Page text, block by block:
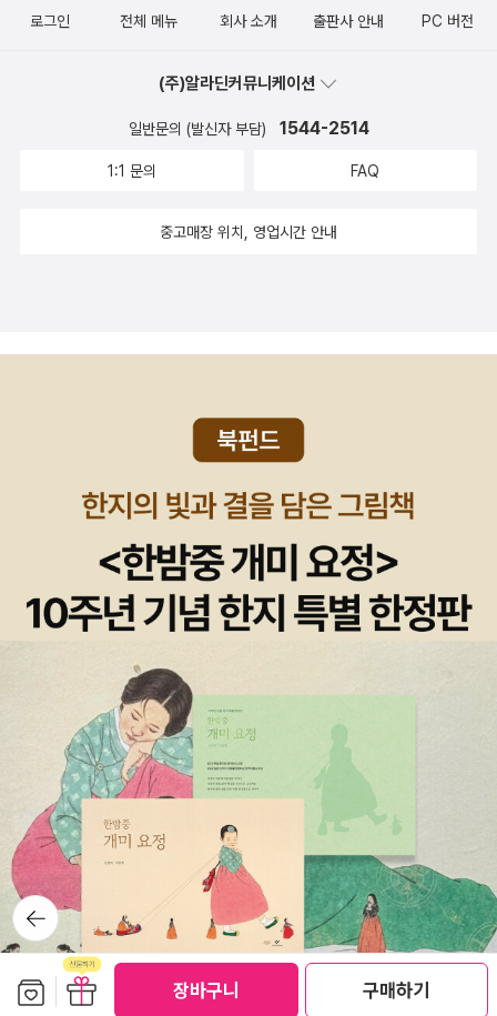
장바구니 구매하기
뒤로가
기
로그인 전체 메뉴 회사 소개 출판사 안내 PC 버전
(주)알라딘커뮤니케이션
일반문의 (발신자 부담) 1544-2514
1:1 문의 FAQ
중고매장 위치, 영업시간 안내